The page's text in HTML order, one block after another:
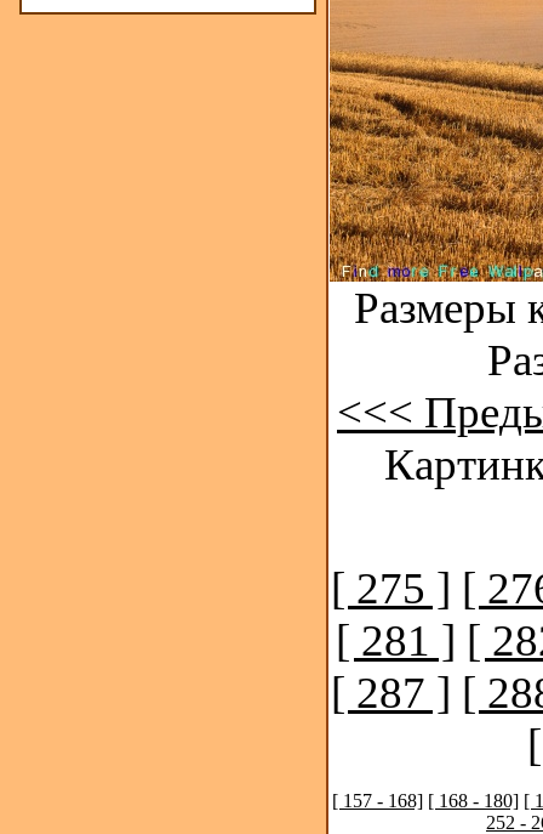
Размеры
<<<
[ 275 ] [
[ 281 ] [
[ 287 ] [
[ 157 - 168] [ 168 - 180] [
252 -